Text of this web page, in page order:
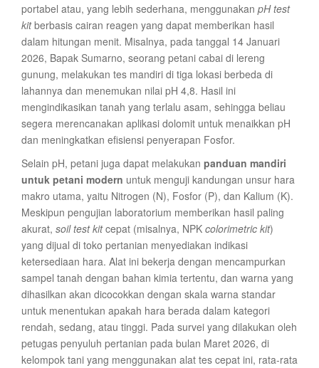
portabel atau, yang lebih sederhana, menggunakan pH test
kitberbasis cairan reagen yang dapat memberikan hasil
dalam hitungan menit. Misalnya, pada tanggal 14 Januari
2026, Bapak Sumarno, seorang petani cabai di lereng
gunung, melakukan tes mandiri di tiga lokasi berbeda di
lahannya dan menemukan nilai pH 4,8. Hasil ini
mengindikasikan tanah yang terlalu asam, sehingga beliau
segera merencanakan aplikasi dolomit untuk menaikkan pH
dan meningkatkan efisiensi penyerapan Fosfor.
Selain pH, petani juga dapat melakukan panduan mandiri
untuk petani modern untuk menguji kandungan unsur hara
makro utama, yaitu Nitrogen (N), Fosfor (P), dan Kalium (K).
Meskipun pengujian laboratorium memberikan hasil paling
akurat, soil test kitcepat (misalnya, NPK colorimetric kit)
yang dijual di toko pertanian menyediakan indikasi
ketersediaan hara. Alat ini bekerja dengan mencampurkan
sampel tanah dengan bahan kimia tertentu, dan warna yang
dihasilkan akan dicocokkan dengan skala warna standar
untuk menentukan apakah hara berada dalam kategori
rendah, sedang, atau tinggi. Pada survei yang dilakukan oleh
petugas penyuluh pertanian pada bulan Maret 2026, di
kelompok tani yang menggunakan alat tes cepat ini, rata-rata